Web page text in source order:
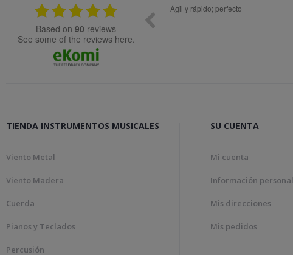
based on 90 reviews
see some of the reviews here.
precio y el material de muy buena calidad.
Ágil y rápido; perfecto
TIENDA INSTRUMENTOS MUSICALES
Viento Metal
Viento Madera
Cuerda
Pianos y Teclados
Percusión
SU CUENTA
Mi cuenta
Información personal
Mis direcciones
Mis pedidos